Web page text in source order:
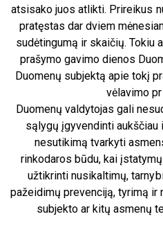
atsisako juos atlikti. Prireikus
pratęstas dar dviem
sudėtingumą ir skaičių. Tokiu
prašymo gavimo dienos
Duomenų subjektą apie tokį
vėlavimo
Duomenų valdytojas gali
sąlygų įgyvendinti
nesutikimą tvarkyti
rinkodaros būdu, kai
užtikrinti nusikaltimų,
pažeidimų prevenciją, tyrimą ir
subjekto ar kitų asmenų